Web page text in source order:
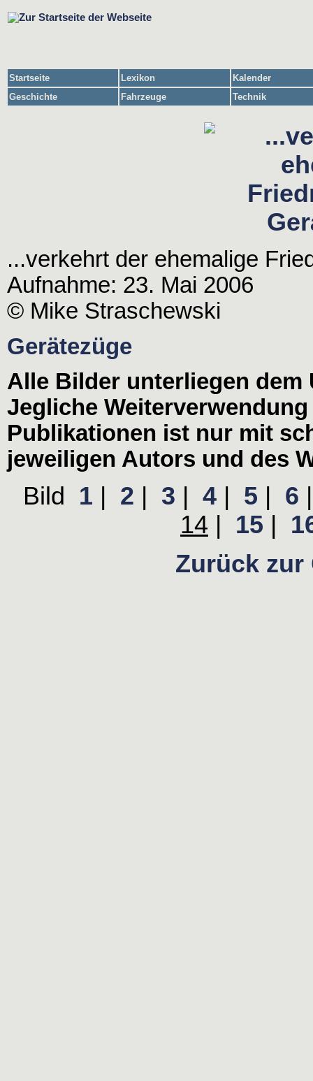
Startseite Lexikon
Kalender
Geschichte
Fahrzeuge Technik
...verkehrt der ehemalige
Aufnahme: 23. Mai 2006
© Mike Straschewski
Gerätezüge
Alle Bilder unterliegen dem
Jegliche
Publikationen ist nur mit
jeweiligen Autors und des
Bild 1 | 2 | 3 | 4| 5 | 6
14 | 15 |
Zurück zur